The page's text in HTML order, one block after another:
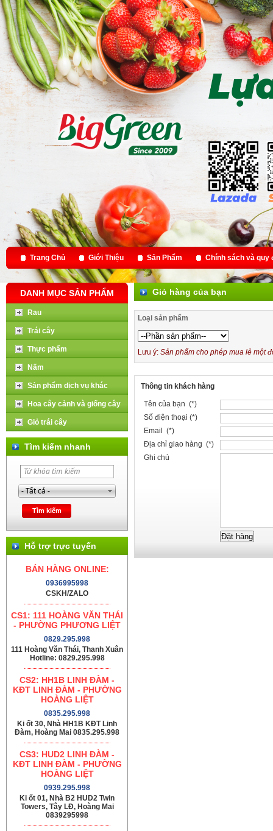
Trang Chủ Giới Thiệu Sản Phẩm Chính sách và quy
DANH MỤC SẢN PHẨM
Rau
Trái cây
Thực phẩm
Nấm
Sản phẩm dịch vụ khác
Hoa cây cảnh và giống cây
Giỏ trái cây
Tìm kiếm nhanh
Hỗ trợ trực tuyến
BÁN HÀNG ONLINE:
0936995998
CSKH/ZALO
CS1: 111 HOÀNG VĂN THÁI
- PHƯỜNG PHƯƠNG LIỆT
0829.295.998
111 Hoàng Văn Thái, Thanh Xuân
Hotline: 0829.295.998
CS2: HH1B LINH ĐÀM -
KĐT LINH ĐÀM - PHƯỜNG
HOÀNG LIỆT
0835.295.998
Ki ốt 30, Nhà HH1B KĐT Linh
Đàm, Hoàng Mai 0835.295.998
CS3: HUD2 LINH ĐÀM -
KĐT LINH ĐÀM - PHƯỜNG
HOÀNG LIỆT
0939.295.998
Ki ốt 01, Nhà B2 HUD2 Twin
Towers, Tây LĐ, Hoàng Mai
0839295998
Giỏ hàng của bạn
Loại sản phẩm
Lưu ý: Sản phẩm cho phép mua lẻ một
Thông tin khách hàng
Tên của bạn (*)
Số điện thoại (*)
Email (*)
Địa chỉ giao hàng (*)
Ghi chú